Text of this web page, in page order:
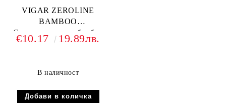
VIGAR ZEROLINE
BAMBOO
Стъклочистачка, бамбук
€10.17 19.89лв.
В наличност